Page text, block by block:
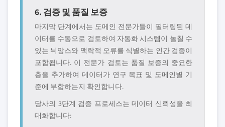
6. 검증 및 품질 보증
마지막 단계에서는 도메인 전문가들이 필터링된 데
이터를 수동으로 검토하여 자동화 시스템이 놀칠 수
있는 뉘앙스와 맥락적 오류를 식별하는 인간 검증이
포함됩니다. 이 전문가 검토는 품질 보증의 중요한
층을 추가하여 데이터가 연구 목표 및 도메인별 기
준에 부합하는지 확인합니다.
당사의 3단계 검증 프로세스는 데이터 신뢰성을 최
대화합니다: